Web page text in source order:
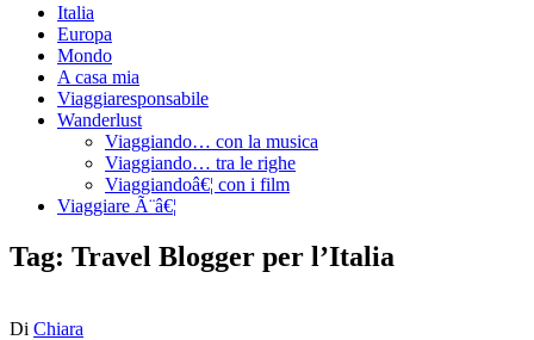
Italia
Europa
Mondo
A casa mia
Viaggiaresponsabile
Wanderlust
Viaggiando… con la musica
Viaggiando… tra le righe
Viaggiandoâ€¦ con i film
Viaggiare Ã¨â€¦
Tag: Travel Blogger per l’Italia
Di Chiara